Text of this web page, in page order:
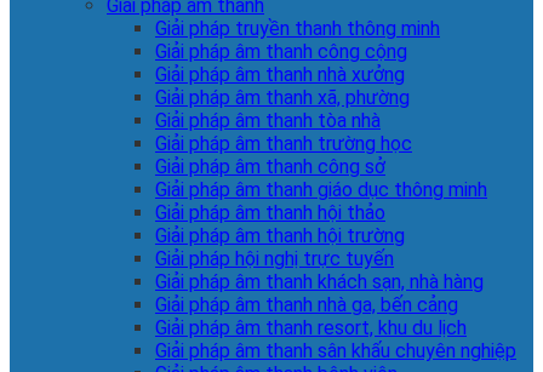
Giải pháp âm thanh
Giải pháp truyền thanh thông minh
Giải pháp âm thanh công cộng
Giải pháp âm thanh nhà xưởng
Giải pháp âm thanh xã, phường
Giải pháp âm thanh tòa nhà
Giải pháp âm thanh trường học
Giải pháp âm thanh công sở
Giải pháp âm thanh giáo dục thông minh
Giải pháp âm thanh hội thảo
Giải pháp âm thanh hội trường
Giải pháp hội nghị trực tuyến
Giải pháp âm thanh khách sạn, nhà hàng
Giải pháp âm thanh nhà ga, bến cảng
Giải pháp âm thanh resort, khu du lịch
Giải pháp âm thanh sân khấu chuyên nghiệp